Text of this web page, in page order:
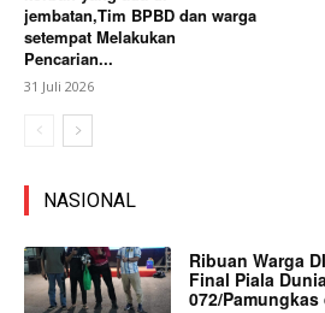
jembatan,Tim BPBD dan warga
setempat Melakukan
Pencarian...
31 Juli 2026
NASIONAL
Ribuan Warga
Final Piala
072/